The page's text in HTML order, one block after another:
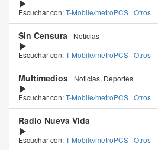
Escuchar con:T-Mobile/metroPCS | Otros
Sin Censura
Noticias
Escuchar con:T-Mobile/metroPCS | Otros
Multimedios
Noticias, Deportes
Escuchar con:T-Mobile/metroPCS | Otros
Radio Nueva Vida
Escuchar con:T-Mobile/metroPCS | Otros